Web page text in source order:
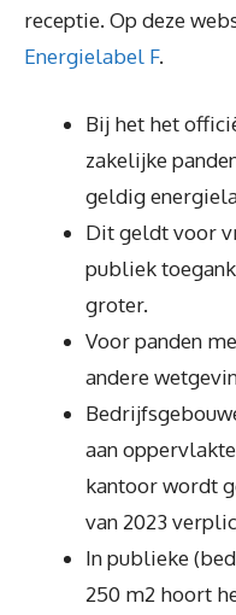
receptie. Op deze
Energielabel F.
Bij het het
zakelijke
geldig
Dit geldt voor
publiek
groter.
Voor panden
andere
aan
kantoor wordt
van 2023
In publieke
250 m2 hoort